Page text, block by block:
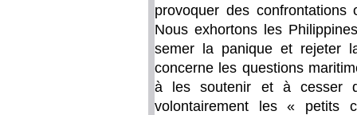
provoquer des
Nous exhortons les
semer la panique et rejeter
concerne les questions
à les soutenir et à cesser
volontairement les « petits